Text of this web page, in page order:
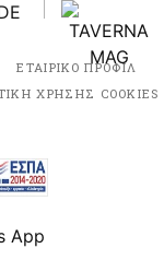
ΕΤΑΙΡΙΚΟ ΠΡΟΦΙΛ
ΧΡΗΣΗΣ COOKIES